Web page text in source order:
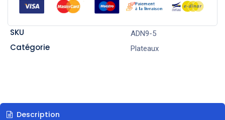
SKU ADN9-5
Catégorie Plateaux
Description